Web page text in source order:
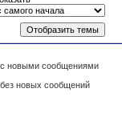
новыми сообщениями
новых сообщений